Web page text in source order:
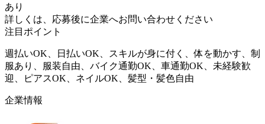
あり
詳しくは、応募後に企業へお問い合わせください
注目ポイント
週払いOK、日払いOK、スキルが身に付く、体を動かす、制
服あり、服装自由、バイク通勤OK、車通勤OK、未経験歓
迎、ピアスOK、ネイルOK、髪型・髪色自由
企業情報